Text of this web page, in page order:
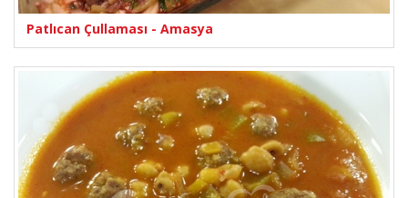
Patlıcan Çullaması - Amasya